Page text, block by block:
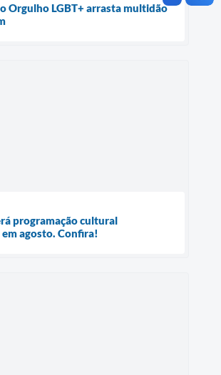
Orgulho LGBT+ arrasta multidão
programação cultural
agosto. Confira!